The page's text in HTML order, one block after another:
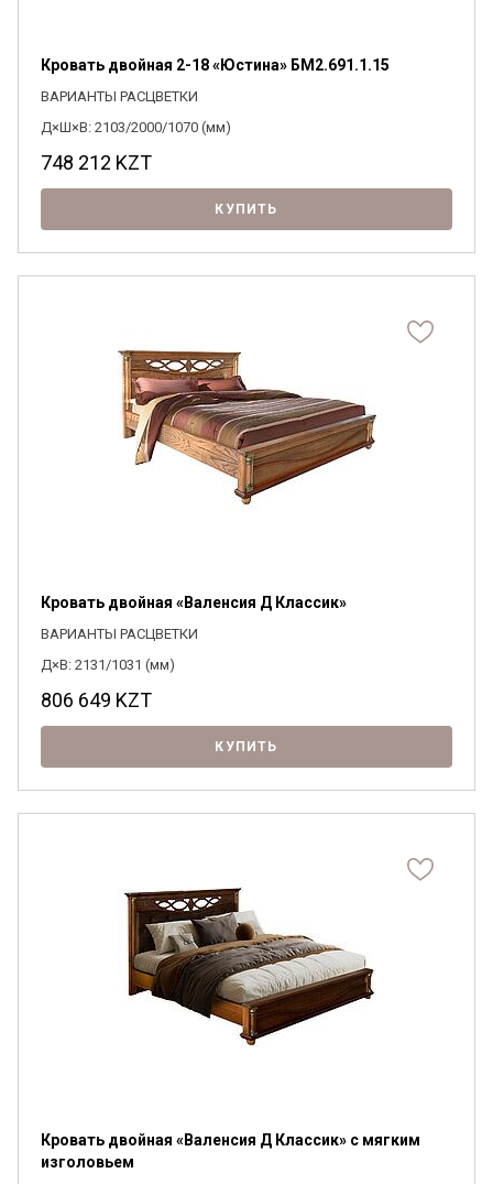
Кровать двойная 2-18 «Юстина» БМ2.691.1.15
ВАРИАНТЫ РАСЦВЕТКИ
Д×Ш×В: 2103/2000/1070 (мм)
748 212 KZT
КУПИТЬ
Кровать двойная «Валенсия Д Классик»
ВАРИАНТЫ РАСЦВЕТКИ
Д×В: 2131/1031 (мм)
806 649 KZT
КУПИТЬ
Кровать двойная «Валенсия Д Классик» с мягким
изголовьем